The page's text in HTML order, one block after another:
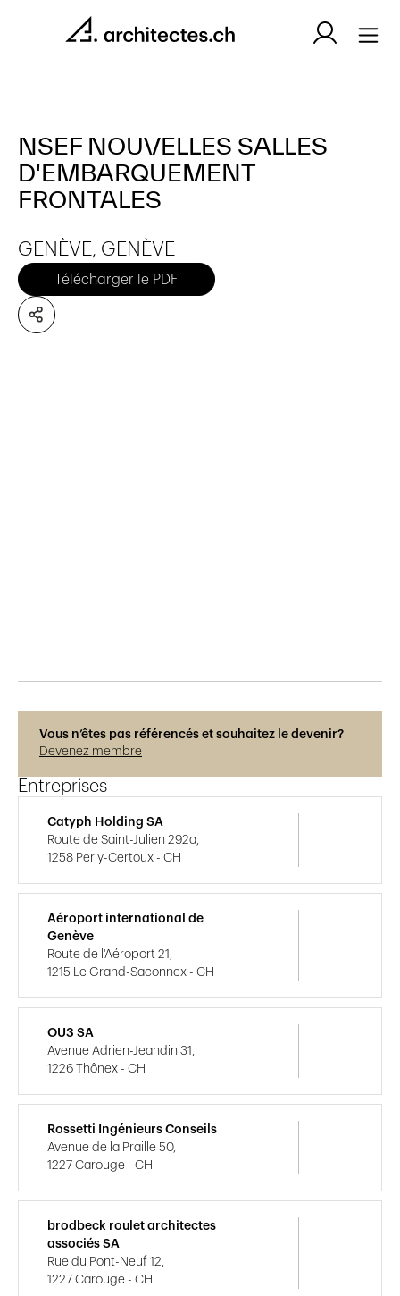
NSEF NOUVELLES SALLES
D'EMBARQUEMENT
FRONTALES
GENÈVE, GENÈVE
Télécharger le PDF
Vous n’êtes pas référencés et souhaitez le devenir?
Devenez membre
Entreprises
Catyph Holding SA
Route de Saint-Julien 292a,
1258 Perly-Certoux - CH
Aéroport international de
Genève
Route de l'Aéroport 21,
1215 Le Grand-Saconnex - CH
OU3 SA
Avenue Adrien-Jeandin 31,
1226 Thônex - CH
Rossetti Ingénieurs Conseils
Avenue de la Praille 50,
1227 Carouge - CH
brodbeck roulet architectes
associés SA
Rue du Pont-Neuf 12,
1227 Carouge - CH